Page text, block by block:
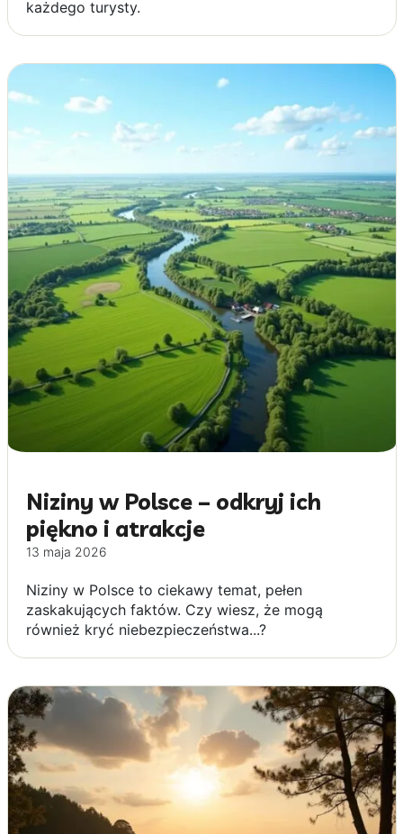
każdego turysty.
Niziny w Polsce – odkryj ich
piękno i atrakcje
13 maja 2026
Niziny w Polsce to ciekawy temat, pełen
zaskakujących faktów. Czy wiesz, że mogą
również kryć niebezpieczeństwa...?